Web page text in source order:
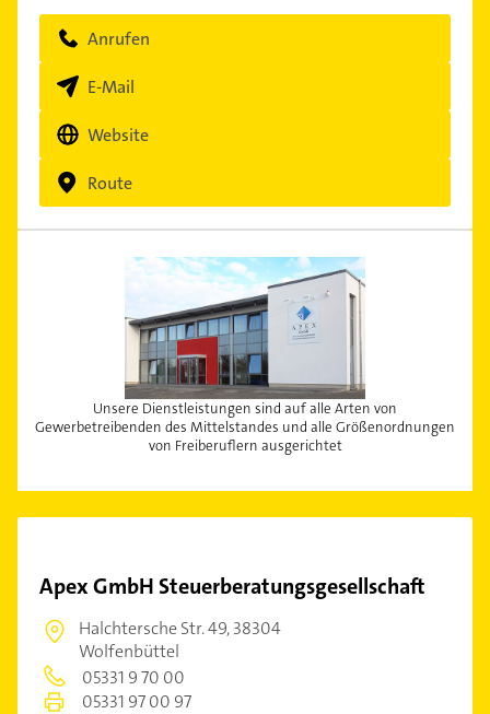
Anrufen
E-Mail
Website
Route
Unsere Dienstleistungen sind auf alle Arten von
Gewerbetreibenden des Mittelstandes und alle Größenordnungen
von Freiberuflern ausgerichtet
Apex GmbH Steuerberatungsgesellschaft
Halchtersche Str. 49,38304
Wolfenbüttel
05331 9 70 00
05331 97 00 97